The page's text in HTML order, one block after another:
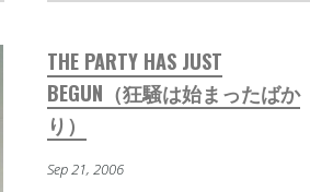
THE PARTY HAS JUST
BEGUN（狂騒は始まったばか
り）
Sep 21, 2006